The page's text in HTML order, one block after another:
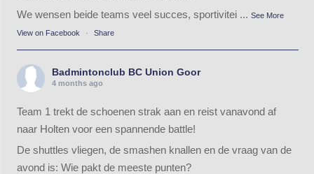
We wensen beide teams veel succes, sportivitei ... See More
View on Facebook · Share
Badmintonclub BC Union Goor
4 months ago
Team 1 trekt de schoenen strak aan en reist vanavond af
naar Holten voor een spannende battle!
De shuttles vliegen, de smashen knallen en de vraag van de
avond is: Wie pakt de meeste punten?